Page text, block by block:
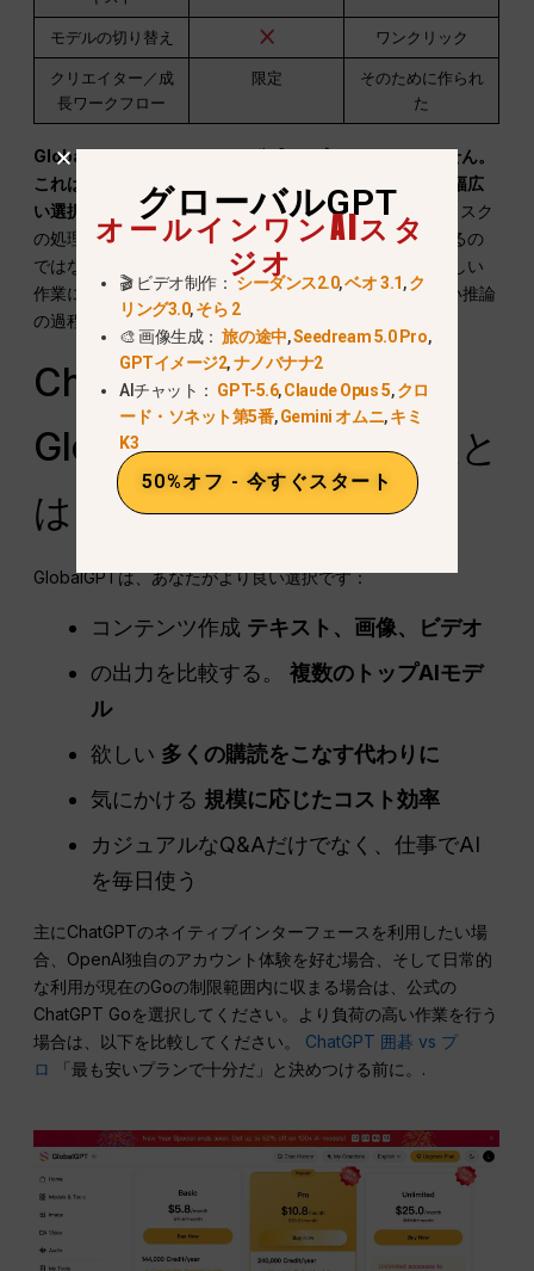
モデルの切り替え ワンクリック
クリエイター／成
長ワークフロー
限定
そのために作られ
た
GlobalGPTは、ChatGPTの公式Goプランではありません。
これは、機種の選択肢を重視するユーザー向けの、より幅広
い選択肢の一つです。.あるエコシステム内のモデルがタスク
の処理に苦労している場合は、すぐにアップグレードするの
ではなく、別のモデルを試してみることができます。難しい
作業については、GPT-5.6 価格および利用ガイド新しい推論
の過程について説明しています。.
ChatGPT Goの代わりに
GlobalGPTを選ぶべき人と
は？
GlobalGPTは、あなたがより良い選択です：
コンテンツ作成 テキスト、画像、ビデオ
の出力を比較する。複数のトップAIモデ
ル
欲しい 多くの購読をこなす代わりに
気にかける 規模に応じたコスト効率
カジュアルなQ&Aだけでなく、仕事でAI
を毎日使う
主にChatGPTのネイティブインターフェースを利用したい場
合、OpenAI独自のアカウント体験を好む場合、そして日常的
な利用が現在のGoの制限範囲内に収まる場合は、公式の
ChatGPT Goを選択してください。より負荷の高い作業を行う
場合は、以下を比較してください。 ChatGPT 囲碁 vs プ
ロ
「最も安いプランで十分だ」と決めつける前に。.
グローバルGPT
オールインワンAIスタ
ジオ
🎬 ビデオ制作：シーダンス2.0,ベオ 3.1,ク
リング3.0,そら 2
🎨 画像生成：旅の途中,Seedream 5.0 Pro,
GPTイメージ2,ナノバナナ2
AIチャット： GPT-5.6,Claude Opus 5,クロ
ード・ソネット第5番,Gemini オムニ,キミ
K3
50%オフ - 今すぐスタート